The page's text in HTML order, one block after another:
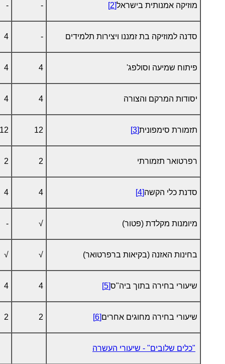
מוזיקה אמנותית בישראל[2]
-
-
סדנה למוזיקה בת זמננו ויצירות תלמידים -
4
פיתוח שמיעה וסולפג' 4
4
יסודות המרקם והצורה 4
4
תזמורת סימפונית[3]
12
12
רפרטואר תזמורתי 2
2
סדנת כלי הקשה[4]
4
4
מיומנות מקלדת (פטור) √
-
בחינות האזנה (בקיאות ברפרטואר) √
√
שיעורי בחירה בתוך ביה"ס[5]
4
4
שיעורי בחירה מחוגים אחרים[6]
2
2
"כלים שלובים" - שיעורי העשרה